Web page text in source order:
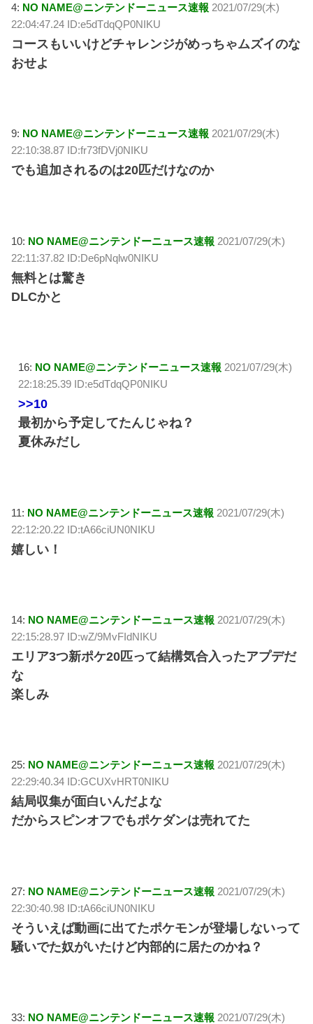
4: NO NAME@ニンテンドーニュース速報 2021/07/29(木)
22:04:47.24 ID:e5dTdqQP0NIKU
コースもいいけどチャレンジがめっちゃムズイのな
おせよ
9: NO NAME@ニンテンドーニュース速報 2021/07/29(木)
22:10:38.87 ID:fr73fDVj0NIKU
でも追加されるのは20匹だけなのか
10: NO NAME@ニンテンドーニュース速報 2021/07/29(木)
22:11:37.82 ID:De6pNqlw0NIKU
無料とは驚き
DLCかと
16: NO NAME@ニンテンドーニュース速報 2021/07/29(木)
22:18:25.39 ID:e5dTdqQP0NIKU
>>10
最初から予定してたんじゃね？
夏休みだし
11: NO NAME@ニンテンドーニュース速報 2021/07/29(木)
22:12:20.22 ID:tA66ciUN0NIKU
嬉しい！
14: NO NAME@ニンテンドーニュース速報 2021/07/29(木)
22:15:28.97 ID:wZ/9MvFIdNIKU
エリア3つ新ポケ20匹って結構気合入ったアプデだ
な
楽しみ
25: NO NAME@ニンテンドーニュース速報 2021/07/29(木)
22:29:40.34 ID:GCUXvHRT0NIKU
結局収集が面白いんだよな
だからスピンオフでもポケダンは売れてた
27: NO NAME@ニンテンドーニュース速報 2021/07/29(木)
22:30:40.98 ID:tA66ciUN0NIKU
そういえば動画に出てたポケモンが登場しないって
騒いでた奴がいたけど内部的に居たのかね？
33: NO NAME@ニンテンドーニュース速報 2021/07/29(木)